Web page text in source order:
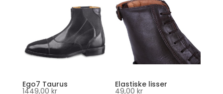
Ego7 Taurus
1449,00 kr
Elastiske lisser
49,00kr